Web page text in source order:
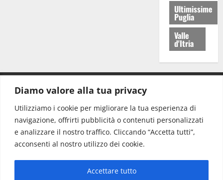
Diamo valore alla tua privacy
Utilizziamo i cookie per migliorare la tua esperienza di
navigazione, offrirti pubblicità o contenuti personalizzati
e analizzare il nostro traffico. Cliccando “Accetta tutti”,
acconsenti al nostro utilizzo dei cookie.
Accettare tutto
Ultimissime
Puglia
Valle
d'Itria
Redazione: redazione@www.martinasera.it
Direttore:direttore@www.martinasera.it
Info & Commerciale:info@www.martinasera.it